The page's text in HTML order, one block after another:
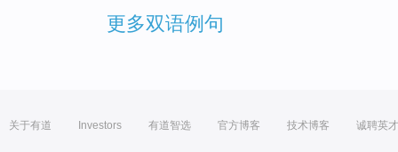
更多双语例句
关于有道 Investors 有道智选 官方博客 技术博客 诚聘英才